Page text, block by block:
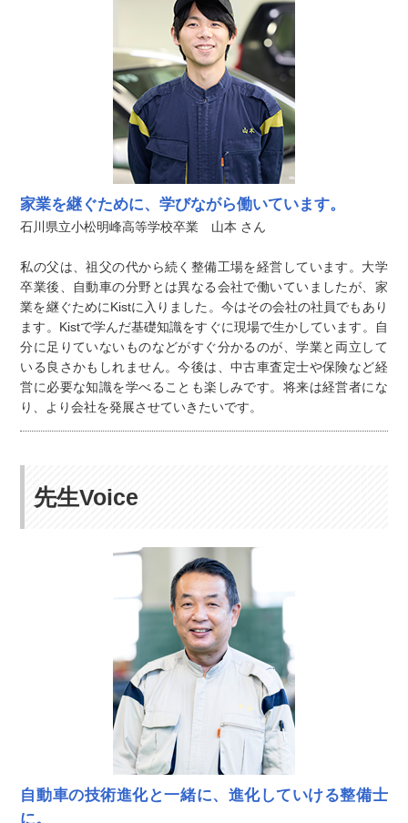
家業を継ぐために、学びながら働いています。
石川県立小松明峰高等学校卒業 山本 さん
私の父は、祖父の代から続く整備工場を経営しています。大学
卒業後、自動車の分野とは異なる会社で働いていましたが、家
業を継ぐためにKistに入りました。今はその会社の社員でもあり
ます。Kistで学んだ基礎知識をすぐに現場で生かしています。自
分に足りていないものなどがすぐ分かるのが、学業と両立して
いる良さかもしれません。今後は、中古車査定士や保険など経
営に必要な知識を学べることも楽しみです。将来は経営者にな
り、より会社を発展させていきたいです。
先生Voice
自動車の技術進化と一緒に、進化していける整備士
に。